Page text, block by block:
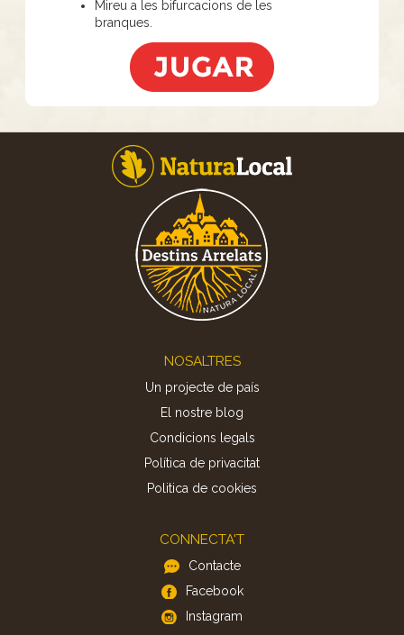
Mireu a les bifurcacions de les
branques.
NOSALTRES
Un projecte de país
El nostre blog
Condicions legals
Política de privacitat
Politica de cookies
CONNECTA'T
Contacte
Facebook
Instagram